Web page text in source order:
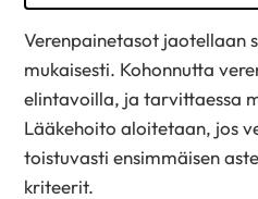
Verenpainetasot jaotellaan
mukaisesti. Kohonnutta
elintavoilla, ja tarvittaessa
Lääkehoito aloitetaan, jos
toistuvasti ensimmäisen
kriteerit.